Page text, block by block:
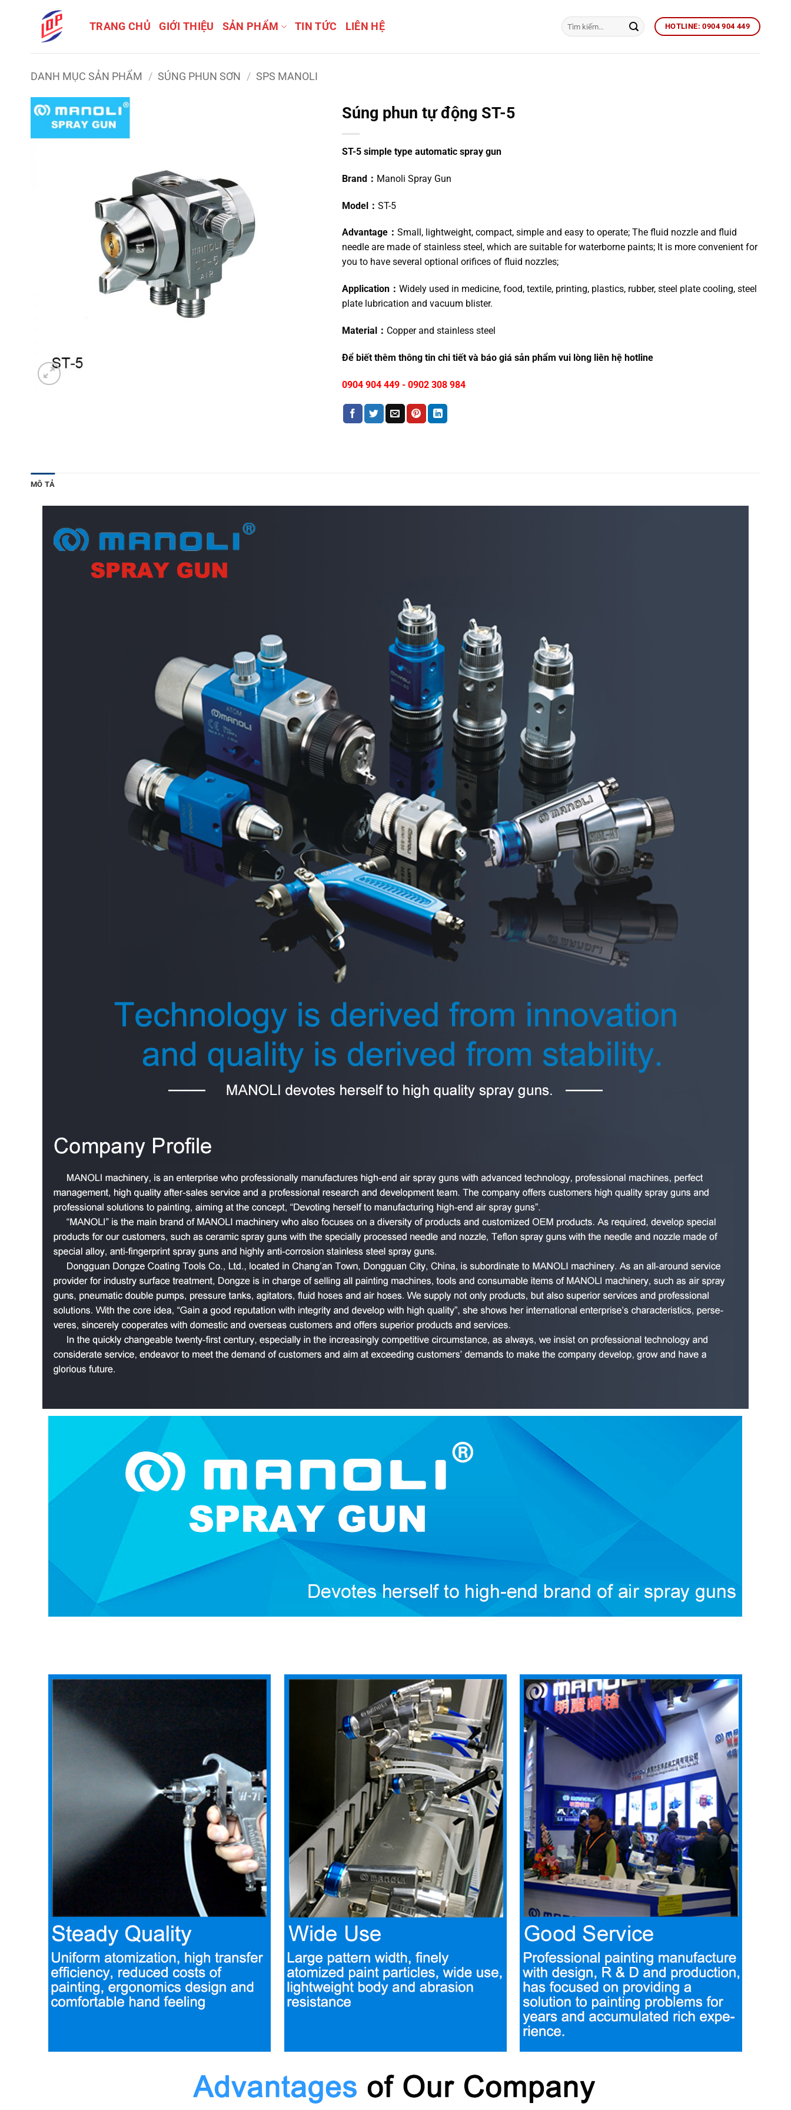
TRANG CHỦ GIỚI THIỆU SẢN PHẨM TIN TỨC LIÊN HỆ
Tìm
kiếm:
HOTLINE: 0904 904 449
DANH MỤC SẢN PHẨM / SÚNG PHUN SƠN / SPS MANOLI
Súng phun tự động ST-5
ST-5 simple type automatic spray gun
Brand： Manoli Spray Gun
Model：ST-5
Advantage：Small, lightweight, compact, simple and easy to operate; The fluid nozzle and fluid
needle are made of stainless steel, which are suitable for waterborne paints; It is more convenient for
you to have several optional orifices of fluid nozzles;
Application：Widely used in medicine, food, textile, printing, plastics, rubber, steel plate cooling, steel
plate lubrication and vacuum blister.
Material： Copper and stainless steel
Để biết thêm thông tin chi tiết và báo giá sản phẩm vui lòng liên hệ hotline
0904 904 449 - 0902 308 984
MÔ TẢ